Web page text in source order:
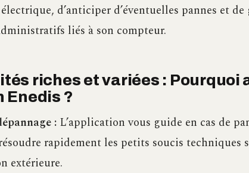
d’anticiper d’éventuelles pannes et de
liés à son compteur.
riches et variées : Pourquoi
Enedis ?
:L’application vous guide en cas de
rapidement les petits soucis techniques
extérieure.